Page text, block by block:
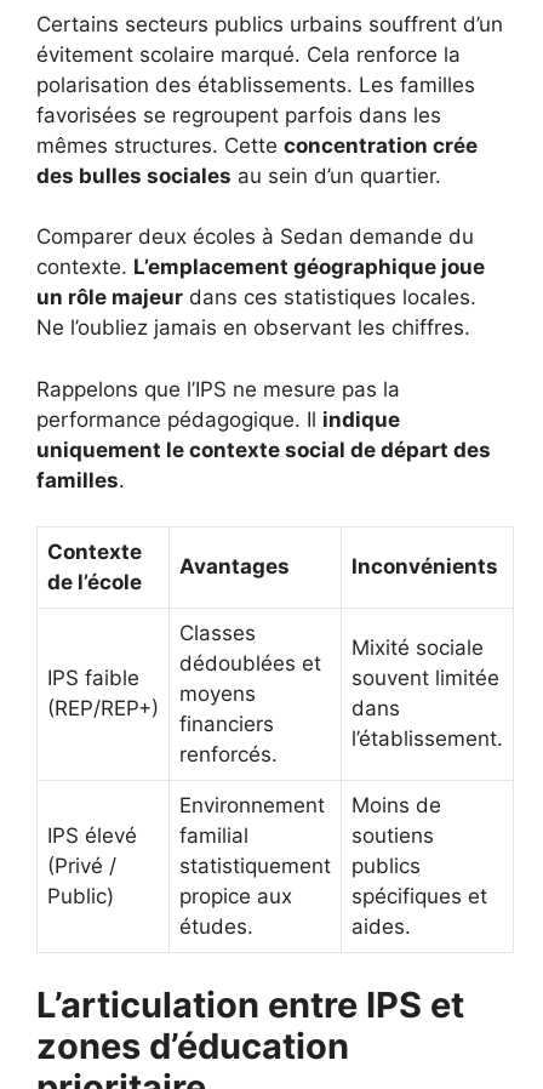
Certains secteurs publics urbains souffrent d’un
évitement scolaire marqué. Cela renforce la
polarisation des établissements. Les familles
favorisées se regroupent parfois dans les
mêmes structures. Cette concentration crée
des bulles sociales au sein d’un quartier.
Comparer deux écoles à Sedan demande du
contexte. L’emplacement géographique joue
un rôle majeur dans ces statistiques locales.
Ne l’oubliez jamais en observant les chiffres.
Rappelons que l’IPS ne mesure pas la
performance pédagogique. Il indique
uniquement le contexte social de départ des
familles.
Contexte
de l’école
Avantages Inconvénients
IPS faible
(REP/REP+)
Classes
dédoublées et
moyens
financiers
renforcés.
Mixité sociale
souvent limitée
dans
l’établissement.
IPS élevé
(Privé /
Public)
Environnement
familial
statistiquement
propice aux
études.
Moins de
soutiens
publics
spécifiques et
aides.
L’articulation entre IPS et
zones d’éducation